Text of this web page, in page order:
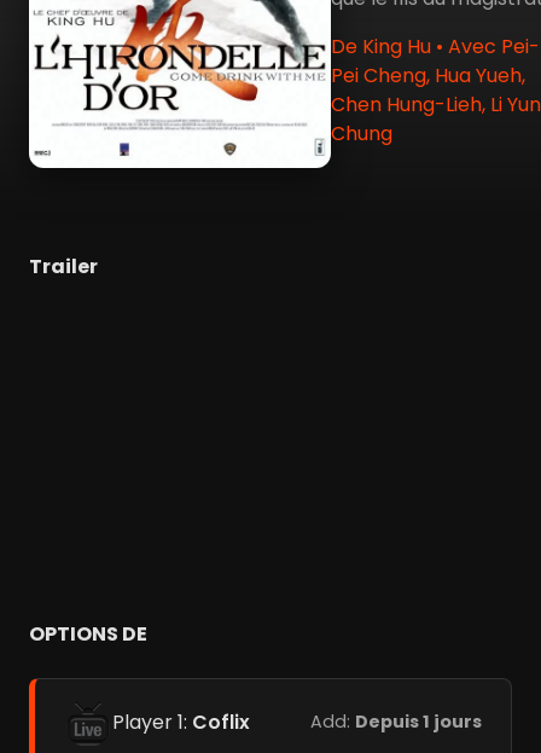
De King Hu • Avec Pei-
Pei Cheng, Hua Yueh,
Chen Hung-Lieh, Li
Chung
Trailer
OPTIONS DE
Player 1: Coflix Add: Depuis 1 jours